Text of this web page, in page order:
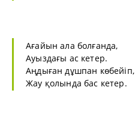
Ағайын ала болғанда,
Ауыздағы ас кетер.
Аңдыған дұшпан көбейіп,
Жау қолында бас кетер.